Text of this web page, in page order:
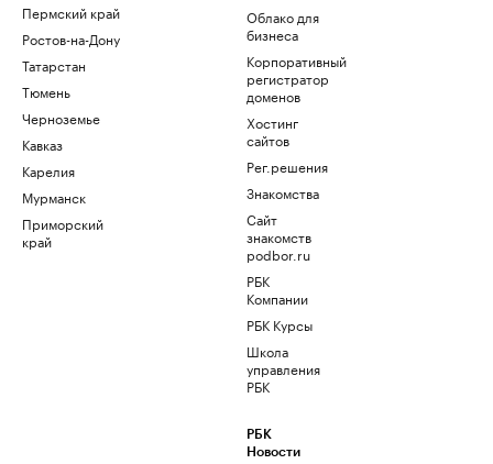
Пермский край
Ростов-на-Дону
Татарстан
Тюмень
Черноземье
Кавказ
Карелия
Мурманск
Приморский
край
Облако для
бизнеса
Корпоративный
регистратор
доменов
Хостинг
сайтов
Рег.решения
Знакомства
Сайт
знакомств
podbor.ru
РБК
Компании
РБК Курсы
Школа
управления
РБК
РБК
Новости